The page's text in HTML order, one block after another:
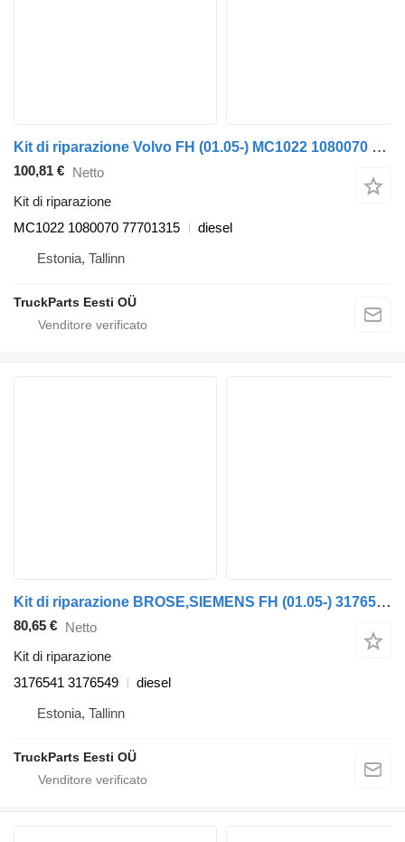
Kit di riparazione Volvo FH (01.05-) MC1022 1080070 per trattore stradale Volvo FH12, FH16, NH12, FH, VNL780 (1993-2014)
100,81 € Netto
Kit di riparazione
MC1022 1080070 77701315
diesel
Estonia, Tallinn
TruckParts Eesti OÜ
Kit di riparazione BROSE,SIEMENS FH (01.05-) 3176541 3176549 per trattore stradale Volvo FH12, FH16, NH12, FH, VNL780 (1993-2014)
80,65 € Netto
Kit di riparazione
3176541 3176549
diesel
Estonia, Tallinn
TruckParts Eesti OÜ